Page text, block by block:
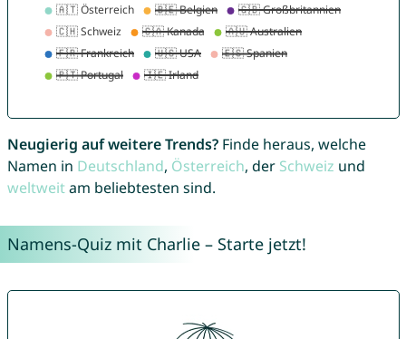
Neugierig auf weitere Trends?Finde heraus, welche
Namen in Deutschland, Österreich, der Schweiz und
weltweitam beliebtesten sind.
Namens-Quiz mit Charlie – Starte jetzt!